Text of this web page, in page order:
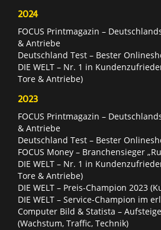
2024
FOCUS Printmagazin –
& Antriebe
Deutschland Test – Bester
DIE WELT – Nr. 1 in
Tore & Antriebe)
2023
FOCUS Printmagazin –
& Antriebe
Deutschland Test – Bester
FOCUS Money – Branchensieger
DIE WELT – Nr. 1 in
Tore & Antriebe)
DIE WELT – Preis-Champion 2023
DIE WELT – Service-Champion im
Computer Bild & Statista –
(Wachstum, Traffic, Technik)